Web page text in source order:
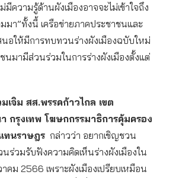
ความรู้ด้านผังเมืองอาจจะไม่เข้าใจถึง
มา”ทั้งนี้ เครือข่ายภาคประชาชนและ
นอให้มีการทบทวนร่างผังเมืองฉบับใหม่
นมามีส่วนร่วมในการร่างผังเมืองตั้งแต่
จิม สส.พรรคก้าวไกล เขต
กรุงเทพ โฆษกกรรมาธิการคุ้มครอง
ทนราษฎร กล่าวว่า อยากเชิญชวน
นร่วมรับฟังความคิดเห็นร่างผังเมืองใน
ม 2566 เพราะผังเมืองเปรียบเหมือน